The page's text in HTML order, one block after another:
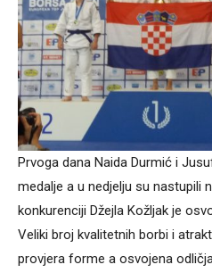
Prvoga dana Naida Durmić i
medalje a u nedjelju su nastupili
konkurenciji Džejla Kožljak je
Veliki broj kvalitetnih borbi i
provjera forme a osvojena